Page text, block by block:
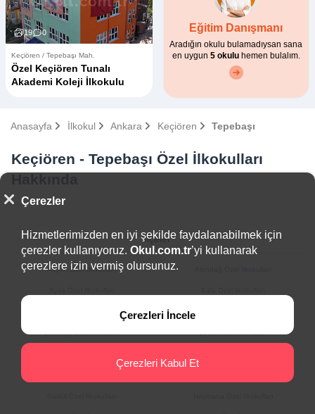
19 0
Keçiören / Tepebaşı Mah.
Özel Keçiören Tunalı
Akademi Koleji İlkokulu
Eğitim Danışmanı
Aradığın okulu bulamadıysan sana
en uygun 5 okuluhemen bulalım.
Anasayfa İlkokul Ankara Keçiören Tepebaşı
Keçiören - Tepebaşı Özel İlkokulları
İlçeler
Akyurt Özel İlkokulları
Beypazarı Özel İlkokulları
Çerezler
Hizmetlerimizden en iyi şekilde faydalanabilmek için
çerezler kullanıyoruz. Okul.com.tr’yi kullanarak
çerezlere izin vermiş olursunuz.
Çerezleri İncele
Çerezleri Kabul Et